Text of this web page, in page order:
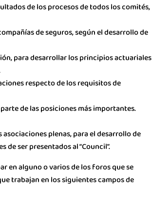
de los procesos de todos los comités,
de seguros, según el desarrollo de
para desarrollar los principios actuariales
respecto de los requisitos de
de las posiciones más importantes.
plenas, para el desarrollo de
ser presentados al “Council”.
en alguno o varios de los foros que se
trabajan en los siguientes campos de